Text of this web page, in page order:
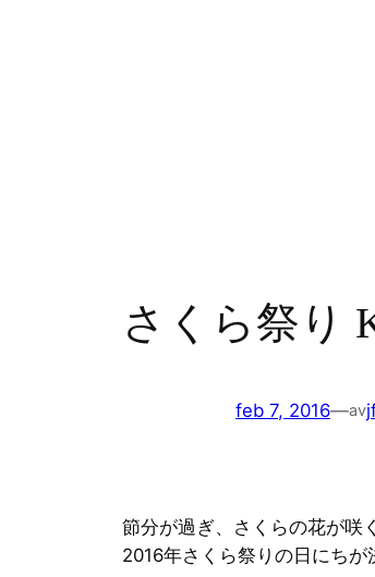
さくら祭り
feb 7, 2016—av
節分が過ぎ、さくらの花が咲
2016年さくら祭りの日にちが